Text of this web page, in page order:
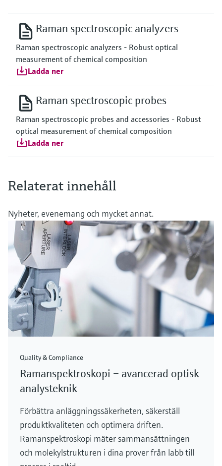
Raman spectroscopic analyzers
Raman spectroscopic analyzers - Robust optical
measurement of chemical composition
Ladda ner
Raman spectroscopic probes
Raman spectroscopic probes and accessories - Robust
optical measurement of chemical composition
Ladda ner
Relaterat innehåll
Nyheter, evenemang och mycket annat.
Quality & Compliance
Ramanspektroskopi – avancerad optisk
analysteknik
Förbättra anläggningssäkerheten, säkerställ
produktkvaliteten och optimera driften.
Ramanspektroskopi mäter sammansättningen
och molekylstrukturen i dina prover från labb till